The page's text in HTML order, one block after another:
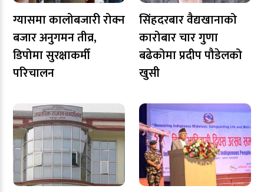
ग्यासमा कालोबजारी रोक्न
बजार अनुगमन तीव्र,
डिपोमा सुरक्षाकर्मी
परिचालन
सिंहदरबार वैद्यखानाको
कारोबार चार गुणा
बढेकोमा प्रदीप पौडेलको
खुसी